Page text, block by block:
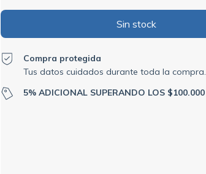
Compra protegida
Tus datos cuidados durante toda la compra.
5% ADICIONAL SUPERANDO LOS $100.000